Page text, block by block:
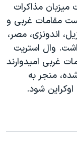
سعودی قرار است از ۵ تا ۶ اوت میزبان مذاکرات
مقامات غربی و
برزیل، اندونزی، مصر،
وال استریت
غربی امیدوارند
منجر به
شود.